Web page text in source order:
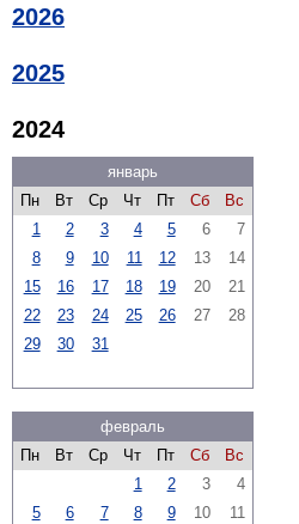
2026
2025
2024
январь
Пн
Вт Ср Чт Пт Сб
Вс
1
2 3 4 5 6
7
8
9 10 11 12 13
14
15
16 17 18 19 20
21
22
23 24 25 26 27
28
29
30 31
февраль
Пн
Вт Ср Чт Пт Сб
Вс
1
2 3
4
5
6 7 8 9 10
11